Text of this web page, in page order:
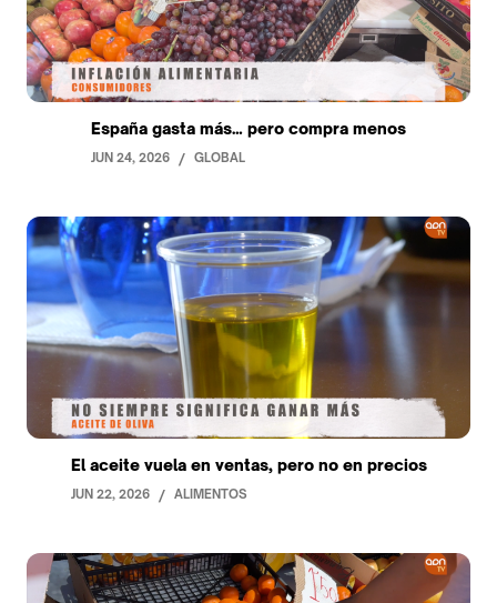
España gasta más… pero compra menos
JUN 24, 2026 / GLOBAL
El aceite vuela en ventas, pero no en precios
JUN 22, 2026 / ALIMENTOS